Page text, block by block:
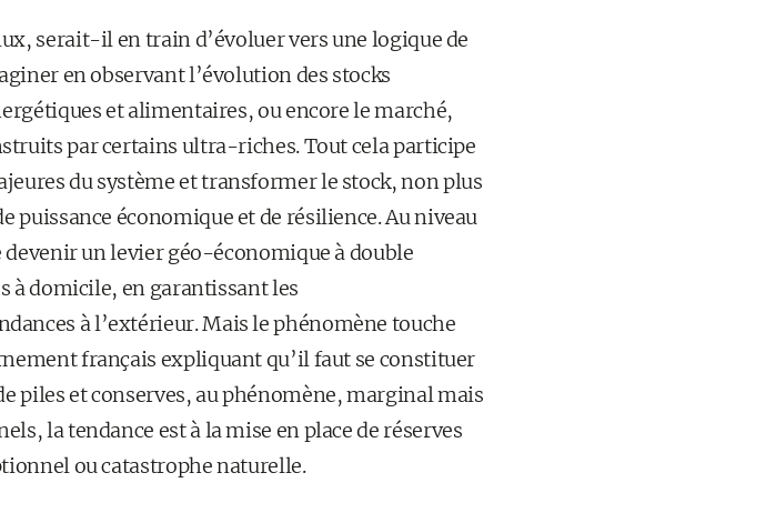
serait-il en train d’évoluer vers une logique de
en observant l’évolution des stocks
et alimentaires, ou encore le marché,
par certains ultra-riches. Tout cela participe
du système et transformer le stock, non plus
économique et de résilience. Au niveau
un levier géo-économique à double
à domicile, en garantissant les
à l’extérieur. Mais le phénomène touche
français expliquant qu’il faut se constituer
piles et conserves, au phénomène, marginal mais
la tendance est à la mise en place de réserves
ou catastrophe naturelle.